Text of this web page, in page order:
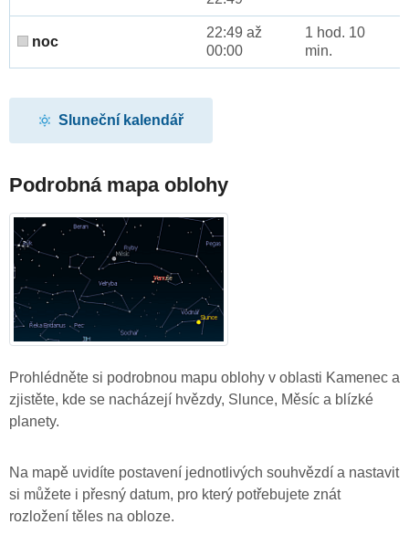
noc
22:49 až
00:00
1 hod. 10
min.
Sluneční kalendář
Podrobná mapa oblohy
Prohlédněte si podrobnou mapu oblohy v oblasti Kamenec a
zjistěte, kde se nacházejí hvězdy, Slunce, Měsíc a blízké
planety.
Na mapě uvidíte postavení jednotlivých souhvězdí a nastavit
si můžete i přesný datum, pro který potřebujete znát
rozložení těles na obloze.